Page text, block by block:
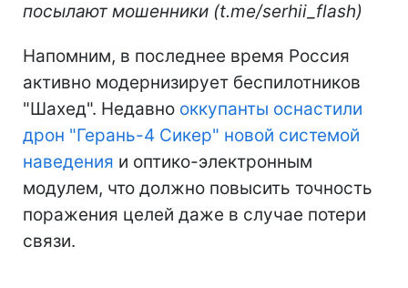
посылают мошенники (t.me/serhii_flash)
Напомним, в последнее время Россия
активно модернизирует беспилотников
"Шахед". Недавно оккупанты оснастили
дрон "Герань-4 Сикер" новой системой
наведения и оптико-электронным
модулем, что должно повысить точность
поражения целей даже в случае потери
связи.